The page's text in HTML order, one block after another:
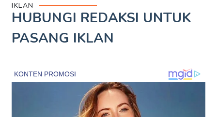
IKLAN
HUBUNGI REDAKSI UNTUK
PASANG IKLAN